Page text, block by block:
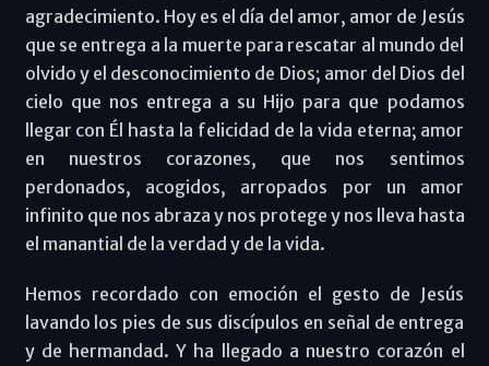
agradecimiento. Hoy es el día del amor, amor de Jesús
que se entrega a la muerte para rescatar al mundo del
olvido y el desconocimiento de Dios; amor del Dios del
cielo que nos entrega a su Hijo para que podamos
llegar con Él hasta la felicidad de la vida eterna; amor
en nuestros corazones, que nos sentimos
perdonados, acogidos, arropados por un amor
infinito que nos abraza y nos protege y nos lleva hasta
el manantial de la verdad y de la vida.
Hemos recordado con emoción el gesto de Jesús
lavando los pies de sus discípulos en señal de entrega
y de hermandad. Y ha llegado a nuestro corazón el